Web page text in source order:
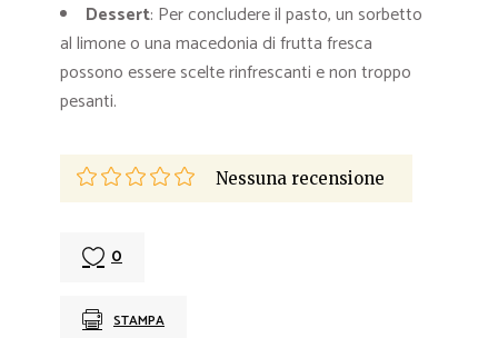
Dessert: Per concludere il pasto, un sorbetto
al limone o una macedonia di frutta fresca
possono essere scelte rinfrescanti e non troppo
pesanti.
Nessuna recensione
0
STAMPA